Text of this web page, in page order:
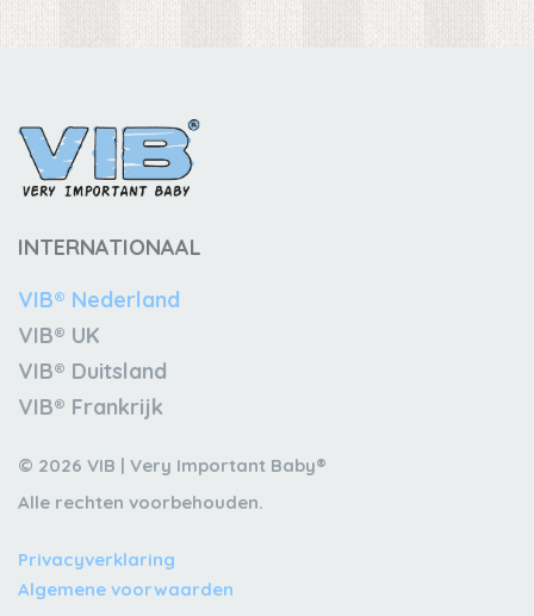
INTERNATIONAAL
VIB® Nederland
VIB® UK
VIB® Duitsland
VIB® Frankrijk
© 2026 VIB | Very Important Baby®
Alle rechten voorbehouden.
Privacyverklaring
Algemene voorwaarden